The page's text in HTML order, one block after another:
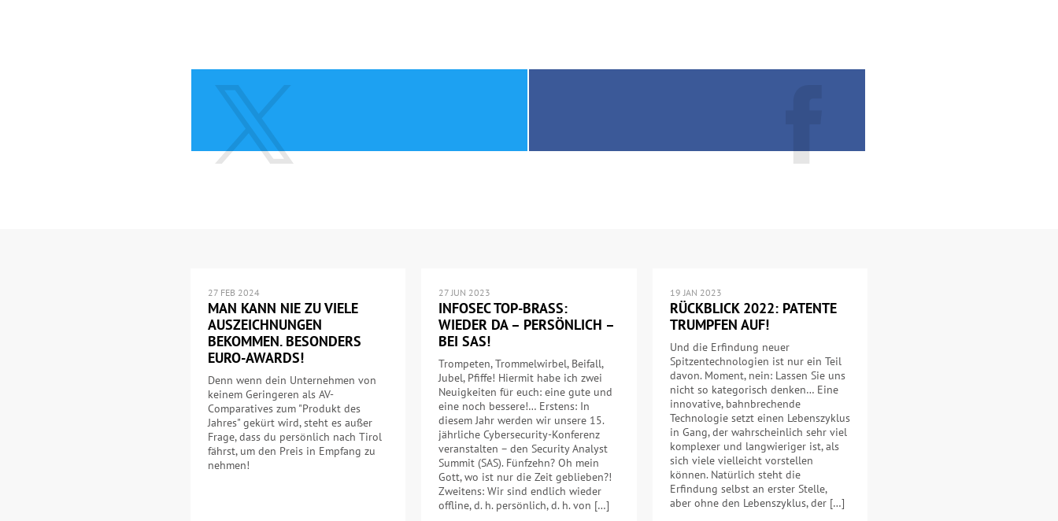
27 FEB 2024
MAN KANN NIE ZU VIELE
AUSZEICHNUNGEN
BEKOMMEN. BESONDERS
EURO-AWARDS!
Denn wenn dein Unternehmen von
keinem Geringeren als AV-
Comparatives zum "Produkt des
Jahres" gekürt wird, steht es außer
Frage, dass du persönlich nach Tirol
fährst, um den Preis in Empfang zu
nehmen!
27 JUN 2023
INFOSEC TOP-BRASS:
WIEDER DA – PERSÖNLICH –
BEI SAS!
Trompeten, Trommelwirbel, Beifall,
Jubel, Pfiffe! Hiermit habe ich zwei
Neuigkeiten für euch: eine gute und
eine noch bessere!… Erstens: In
diesem Jahr werden wir unsere 15.
jährliche Cybersecurity-Konferenz
veranstalten – den Security Analyst
Summit (SAS). Fünfzehn? Oh mein
Gott, wo ist nur die Zeit geblieben?!
Zweitens: Wir sind endlich wieder
offline, d. h. persönlich, d. h. von […]
19 JAN 2023
RÜCKBLICK 2022: PATENTE
TRUMPFEN AUF!
Und die Erfindung neuer
Spitzentechnologien ist nur ein Teil
davon. Moment, nein: Lassen Sie uns
nicht so kategorisch denken… Eine
innovative, bahnbrechende
Technologie setzt einen Lebenszyklus
in Gang, der wahrscheinlich sehr viel
komplexer und langwieriger ist, als
sich viele vielleicht vorstellen
können. Natürlich steht die
Erfindung selbst an erster Stelle,
aber ohne den Lebenszyklus, der […]